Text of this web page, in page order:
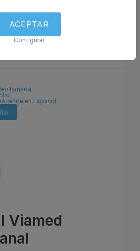
y ortopedia
y nutrición
Medicina general
Atiende en Español
Viamed
ACEPTAR
Configurar